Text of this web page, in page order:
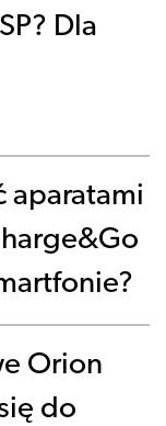
Dla
aparatami
Orion
do